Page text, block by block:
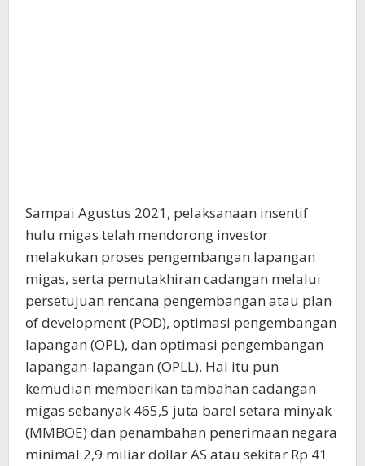
Sampai Agustus 2021, pelaksanaan insentif
hulu migas telah mendorong investor
melakukan proses pengembangan lapangan
migas, serta pemutakhiran cadangan melalui
persetujuan rencana pengembangan atau plan
of development (POD), optimasi pengembangan
lapangan (OPL), dan optimasi pengembangan
lapangan-lapangan (OPLL). Hal itu pun
kemudian memberikan tambahan cadangan
migas sebanyak 465,5 juta barel setara minyak
(MMBOE) dan penambahan penerimaan negara
minimal 2,9 miliar dollar AS atau sekitar Rp 41